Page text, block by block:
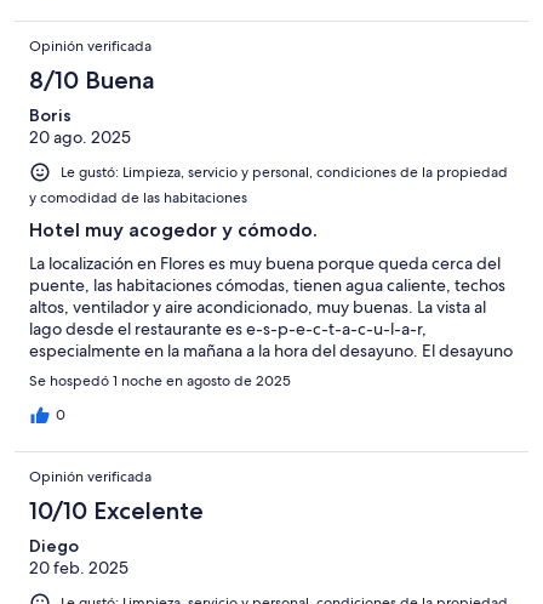
Opinión verificada
8/10 Buena
Boris
20 ago. 2025
Le gustó: Limpieza, servicio y personal, condiciones de la propiedad
y comodidad de las habitaciones
Hotel muy acogedor y cómodo.
La localización en Flores es muy buena porque queda cerca del
puente, las habitaciones cómodas, tienen agua caliente, techos
altos, ventilador y aire acondicionado, muy buenas. La vista al
lago desde el restaurante es e-s-p-e-c-t-a-c-u-l-a-r,
especialmente en la mañana a la hora del desayuno. El desayuno
apenas, muy caserito, para empezar el día.
Se hospedó 1 noche en agosto de 2025
0
Opinión verificada
10/10 Excelente
Diego
20 feb. 2025